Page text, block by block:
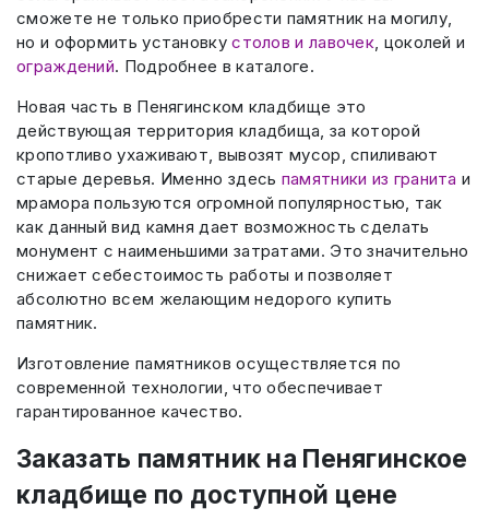
сможете не только приобрести памятник на могилу,
но и оформить установкустолов и лавочек, цоколей и
ограждений. Подробнее в каталоге.
Новая часть в Пенягинском кладбище это
действующая территория кладбища, за которой
кропотливо ухаживают, вывозят мусор, спиливают
старые деревья. Именно здесь памятники из гранита и
мрамора пользуются огромной популярностью, так
как данный вид камня дает возможность сделать
монумент с наименьшими затратами. Это значительно
снижает себестоимость работы и позволяет
абсолютно всем желающим недорого купить
памятник.
Изготовление памятников осуществляется по
современной технологии, что обеспечивает
гарантированное качество.
Заказать памятник на Пенягинское
кладбище по доступной цене